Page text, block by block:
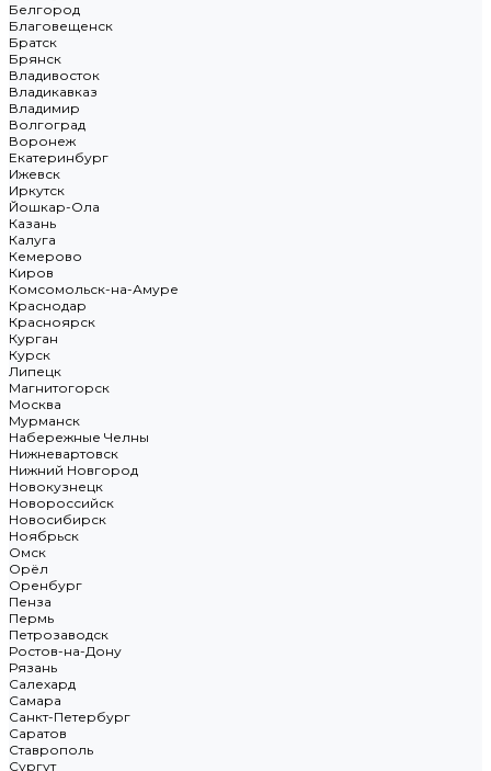
Белгород
Благовещенск
Братск
Брянск
Владивосток
Владикавказ
Владимир
Волгоград
Воронеж
Екатеринбург
Ижевск
Иркутск
Йошкар-Ола
Казань
Калуга
Кемерово
Киров
Комсомольск-на-Амуре
Краснодар
Красноярск
Курган
Курск
Липецк
Магнитогорск
Москва
Мурманск
Набережные Челны
Нижневартовск
Нижний Новгород
Новокузнецк
Новороссийск
Новосибирск
Ноябрьск
Омск
Орёл
Оренбург
Пенза
Пермь
Петрозаводск
Ростов-на-Дону
Рязань
Салехард
Самара
Санкт-Петербург
Саратов
Ставрополь
Сургут